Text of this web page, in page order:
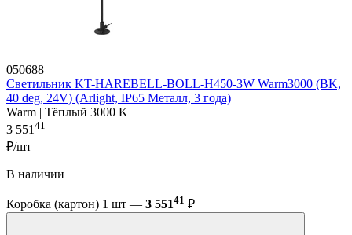
050688
Светильник KT-HAREBELL-BOLL-H450-3W Warm3000 (BK,
40 deg, 24V) (Arlight, IP65 Металл, 3 года)
Warm | Тёплый 3000 K
3 55141
₽/шт
В наличии
Коробка (картон) 1 шт — 3 55141 ₽